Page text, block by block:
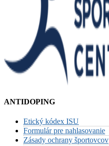
ANTIDOPING
Etický kódex ISU
Formulár pre nahlasovanie
Zásady ochrany športovcov